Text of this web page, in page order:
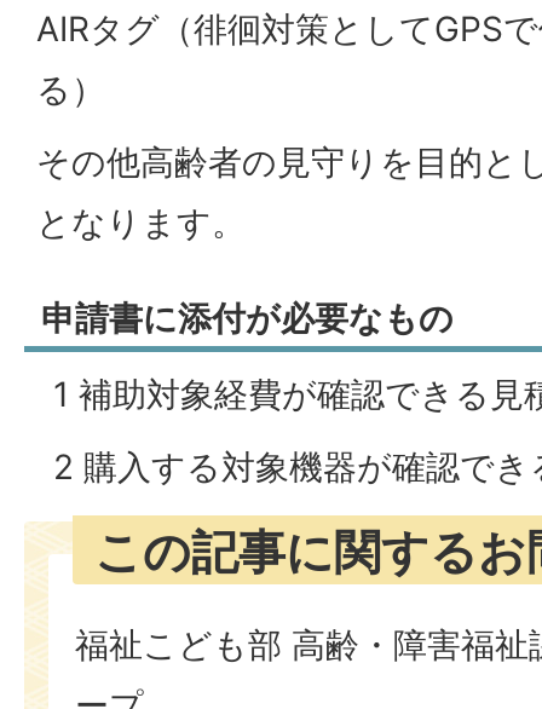
AIRタグ（徘徊対策としてGPS
る）
その他高齢者の見守りを目的と
となります。
申請書に添付が必要なもの
1 補助対象経費が確認できる見
2 購入する対象機器が確認で
この記事に関する
福祉こども部 高齢・障害福